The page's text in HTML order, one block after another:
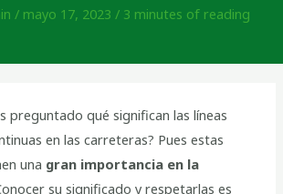
/ mayo 17, 2023 / 3 minutes of reading
preguntado qué significan las líneas
en las carreteras? Pues estas
una gran importancia en la
su significado y respetarlas es